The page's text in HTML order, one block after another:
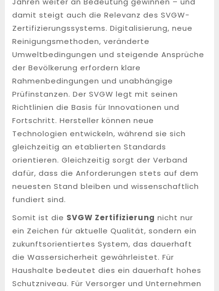
damit steigt auch die Relevanz des SVGW-
Zertifizierungssystems. Digitalisierung, neue
Reinigungsmethoden, veränderte
Umweltbedingungen und steigende Ansprüche
der Bevölkerung erfordern klare
Rahmenbedingungen und unabhängige
Prüfinstanzen. Der SVGW legt mit seinen
Richtlinien die Basis für Innovationen und
Fortschritt. Hersteller können neue
Technologien entwickeln, während sie sich
gleichzeitig an etablierten Standards
orientieren. Gleichzeitig sorgt der Verband
dafür, dass die Anforderungen stets auf dem
neuesten Stand bleiben und wissenschaftlich
fundiert sind.
Somit ist die SVGW Zertifizierung nicht nur
ein Zeichen für aktuelle Qualität, sondern ein
zukunftsorientiertes System, das dauerhaft
die Wassersicherheit gewährleistet. Für
Haushalte bedeutet dies ein dauerhaft hohes
Schutzniveau. Für Versorger und Unternehmen